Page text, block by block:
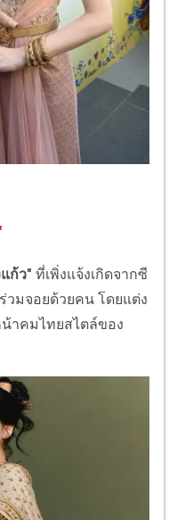
ก้ว" ที่เพิ่งแจ้งเกิดจากซี
วมจอยด้วยคน โดยแต่ง
าคมไทยสไตล์ของ